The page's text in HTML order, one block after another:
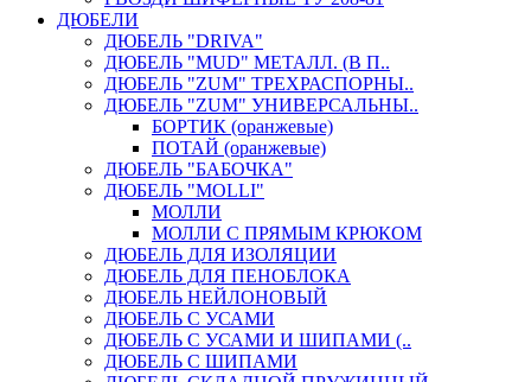
ДЮБЕЛИ
ДЮБЕЛЬ "DRIVA"
ДЮБЕЛЬ "MUD" МЕТАЛЛ. (В П..
ДЮБЕЛЬ "ZUM" ТРЕХРАСПОРНЫ..
ДЮБЕЛЬ "ZUM" УНИВЕРСАЛЬНЫ..
БОРТИК (оранжевые)
ПОТАЙ (оранжевые)
ДЮБЕЛЬ "БАБОЧКА"
ДЮБЕЛЬ "МOLLI"
МОЛЛИ
МОЛЛИ С ПРЯМЫМ КРЮКОМ
ДЮБЕЛЬ ДЛЯ ИЗОЛЯЦИИ
ДЮБЕЛЬ ДЛЯ ПЕНОБЛОКА
ДЮБЕЛЬ НЕЙЛОНОВЫЙ
ДЮБЕЛЬ С УСАМИ
ДЮБЕЛЬ С УСАМИ И ШИПАМИ (..
ДЮБЕЛЬ С ШИПАМИ